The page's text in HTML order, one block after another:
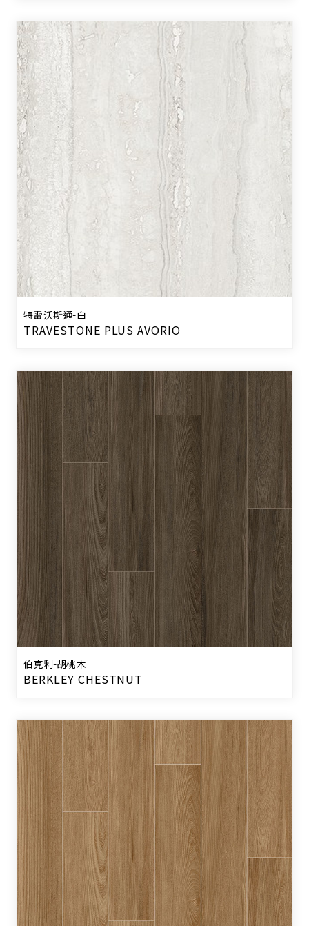
特雷沃斯通-白
TRAVESTONE PLUS AVORIO
伯克利-胡桃木
BERKLEY CHESTNUT